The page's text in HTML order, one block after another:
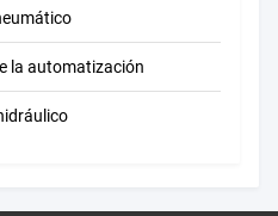
la automatización